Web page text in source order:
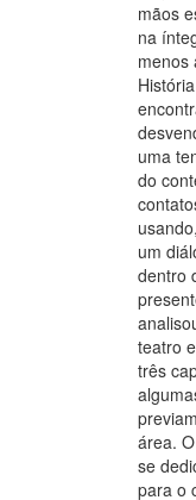
mãos
na
menos
uma
do
um
dentro
teatro
três
área.
se
para o